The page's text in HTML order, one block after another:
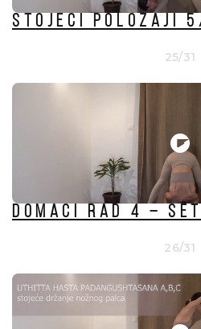
Stojeći položaji
25/31
Domaći rad 4 –
26/31